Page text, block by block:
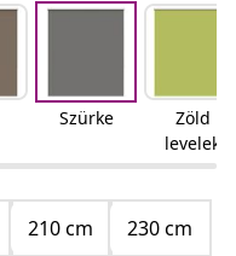
Szürke
Zöld
levelek
210 cm
230 cm